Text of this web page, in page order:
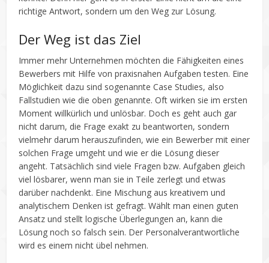
richtige Antwort, sondern um den Weg zur Lösung.
Der Weg ist das Ziel
Immer mehr Unternehmen möchten die Fähigkeiten eines
Bewerbers mit Hilfe von praxisnahen Aufgaben testen. Eine
Möglichkeit dazu sind sogenannte Case Studies, also
Fallstudien wie die oben genannte. Oft wirken sie im ersten
Moment willkürlich und unlösbar. Doch es geht auch gar
nicht darum, die Frage exakt zu beantworten, sondern
vielmehr darum herauszufinden, wie ein Bewerber mit einer
solchen Frage umgeht und wie er die Lösung dieser
angeht. Tatsächlich sind viele Fragen bzw. Aufgaben gleich
viel lösbarer, wenn man sie in Teile zerlegt und etwas
darüber nachdenkt. Eine Mischung aus kreativem und
analytischem Denken ist gefragt. Wählt man einen guten
Ansatz und stellt logische Überlegungen an, kann die
Lösung noch so falsch sein. Der Personalverantwortliche
wird es einem nicht übel nehmen.